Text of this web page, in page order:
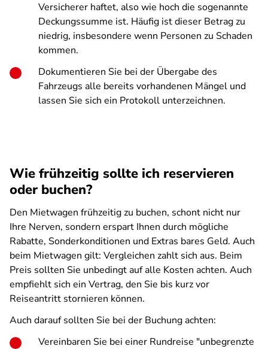
Versicherer haftet, also wie hoch die sogenannte
Deckungssumme ist. Häufig ist dieser Betrag zu
niedrig, insbesondere wenn Personen zu Schaden
kommen.
Dokumentieren Sie bei der Übergabe des
Fahrzeugs alle bereits vorhandenen Mängel und
lassen Sie sich ein Protokoll unterzeichnen.
Wie frühzeitig sollte ich reservieren
oder buchen?
Den Mietwagen frühzeitig zu buchen, schont nicht nur
Ihre Nerven, sondern erspart Ihnen durch mögliche
Rabatte, Sonderkonditionen und Extras bares Geld. Auch
beim Mietwagen gilt: Vergleichen zahlt sich aus. Beim
Preis sollten Sie unbedingt auf alle Kosten achten. Auch
empfiehlt sich ein Vertrag, den Sie bis kurz vor
Reiseantritt stornieren können.
Auch darauf sollten Sie bei der Buchung achten:
Vereinbaren Sie bei einer Rundreise "unbegrenzte